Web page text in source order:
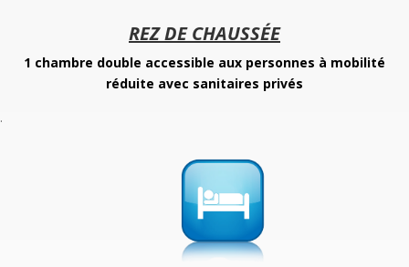
REZ DE CHAUSSÉE
1 chambre double accessible aux personnes à mobilité
réduite avec sanitaires privés
.